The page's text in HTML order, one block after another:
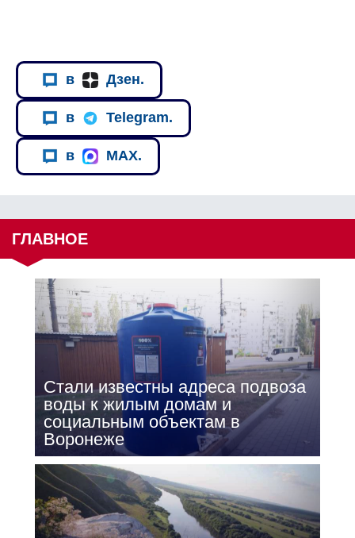
в Дзен.
в Telegram.
в MAX.
ГЛАВНОЕ
Стали известны адреса подвоза
воды к жилым домам и
социальным объектам в
Воронеже